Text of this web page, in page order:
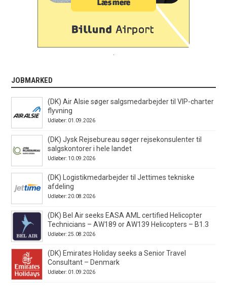
JOBMARKED
(DK) Air Alsie søger salgsmedarbejder til VIP-charter
flyvning
Udløber: 01.09.2026
(DK) Jysk Rejsebureau søger rejsekonsulenter til
salgskontorer i hele landet
Udløber: 10.09.2026
(DK) Logistikmedarbejder til Jettimes tekniske
afdeling
Udløber: 20.08.2026
(DK) Bel Air seeks EASA AML certified Helicopter
Technicians – AW189 or AW139 Helicopters – B1.3
Udløber: 25.08.2026
(DK) Emirates Holiday seeks a Senior Travel
Consultant – Denmark
Udløber: 01.09.2026